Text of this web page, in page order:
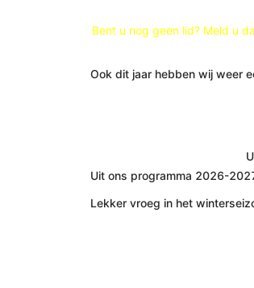
Bent u nog geen lid? Meld u
Ook dit jaar hebben wij weer
Uit ons programma 2026-
Lekker vroeg in het